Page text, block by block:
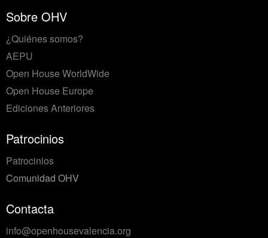
Sobre OHV
¿Quiénes somos?
AEPU
Open House WorldWide
Open House Europe
Ediciones Anteriores
Patrocinios
Patrocinios
Comunidad OHV
Contacta
info@openhousevalencia.org